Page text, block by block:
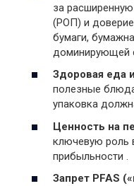
за расширенную
(РОП) и
бумаги,
доминирующей
Здоровая еда
полезные
упаковка
Ценность на
ключевую роль
прибыльности .
Запрет PFAS